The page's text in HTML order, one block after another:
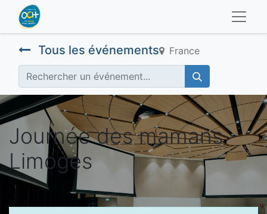
Tous les événements France
Journée des mamans -
Limoges